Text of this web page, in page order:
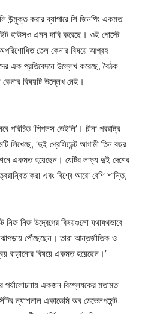
উন্মুক্ত করার ব্যাপারে শি জিনপিং একমত
হাউসও এমন দাবি করেছে। ওই পোস্টে
তেল কেনার বিষয়ে আগ্রহ
এক প্রতিবেদনে উল্লেখ করেছে, বৈঠক
কেনার বিষয়টি উল্লেখ নেই।
পরিচিত ‘পিপলস ডেইলি’। চীনা পররাষ্ট্র
লিখেছে, ‘দুই প্রেসিডেন্ট আগামী তিন বছর
একমত হয়েছেন। যেটির লক্ষ্য দুই দেশের
করা এবং বিশ্বে আরো বেশি শান্তি,
নিজ নিজ উদ্বেগের বিষয়গুলো যথাযথভাবে
পৌঁছেছেন। তারা আন্তর্জাতিক ও
বিষয়ে একমত হয়েছেন।’
পর্যালোচনায় একজন বিশ্লেষকের মতামত
ন্যাশনাল একাডেমি অব ডেভেলপমেন্ট